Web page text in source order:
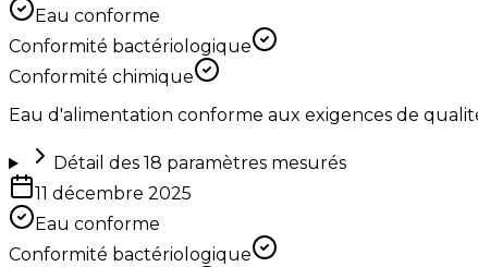
Eau conforme
Conformité bactériologique
Conformité chimique
Eau d'alimentation conforme aux exigences de
Détail des 18 paramètres mesurés
11 décembre 2025
Eau conforme
Conformité bactériologique